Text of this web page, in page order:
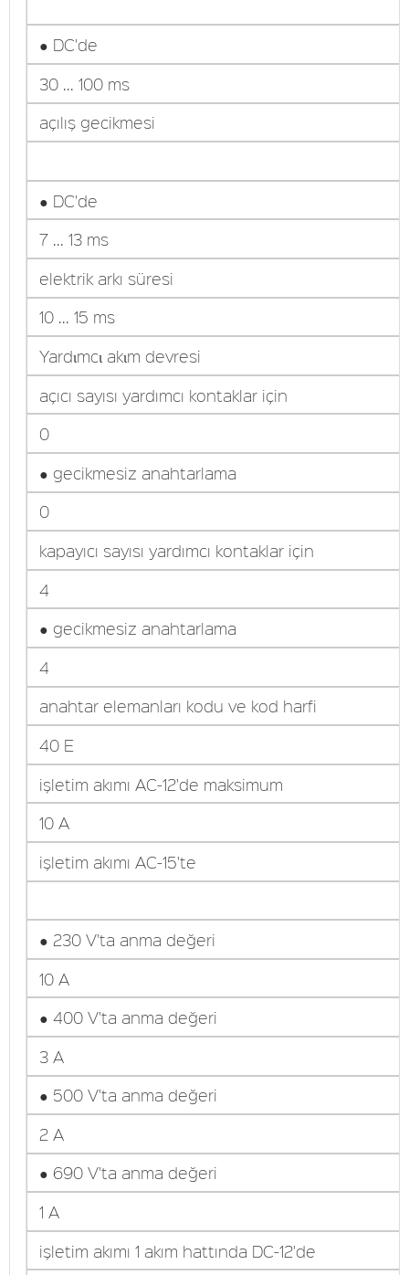
● DC'de
30 ... 100 ms
açılış gecikmesi
● DC'de
7 ... 13 ms
elektrik arkı süresi
10 ... 15 ms
Yardιmcι akιm devresi
açıcı sayısı yardımcı kontaklar için
0
● gecikmesiz anahtarlama
0
kapayıcı sayısı yardımcı kontaklar için
4
● gecikmesiz anahtarlama
4
anahtar elemanları kodu ve kod harfi
40 E
işletim akımı AC-12'de maksimum
10 A
işletim akımı AC-15'te
● 230 V'ta anma değeri
10 A
● 400 V'ta anma değeri
3 A
● 500 V'ta anma değeri
2 A
● 690 V'ta anma değeri
1 A
işletim akımı 1 akım hattında DC-12'de